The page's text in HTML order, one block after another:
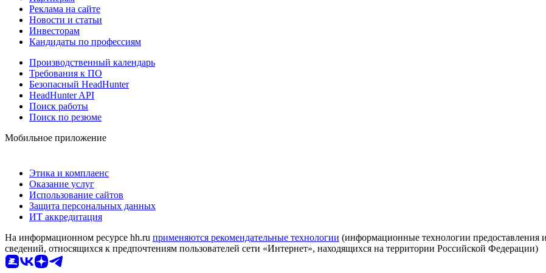
Реклама на сайте
Новости и статьи
Инвесторам
Кандидаты по профессиям
Производственный календарь
Требования к ПО
Безопасный HeadHunter
HeadHunter API
Поиск работы
Поиск по резюме
Мобильное приложение
Этика и комплаенс
Оказание услуг
Использование сайтов
Защита персональных данных
ИТ аккредитация
На информационном ресурсе hh.ru применяются рекомендательные технологии (информационные технологии предоставления
сведений, относящихся к предпочтениям пользователей сети «Интернет», находящихся на территории Российской Федерации)